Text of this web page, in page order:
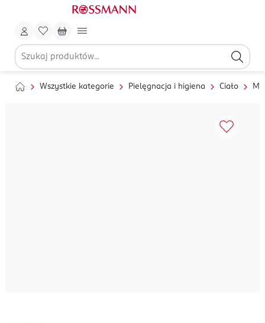
Wszystkie kategorie Pielęgnacja i higiena Ciało